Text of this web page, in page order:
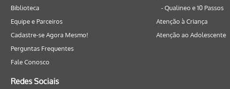
Biblioteca
Equipe e Parceiros
Cadastre-se Agora Mesmo!
Perguntas Frequentes
Fale Conosco
Redes Sociais
- Qualineo e 10 Passos
Atenção à Criança
Atenção ao Adolescente